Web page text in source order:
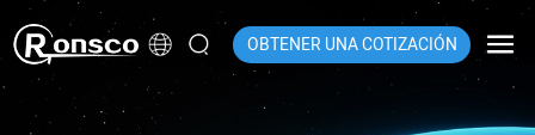
OBTENER UNA COTIZACIÓN